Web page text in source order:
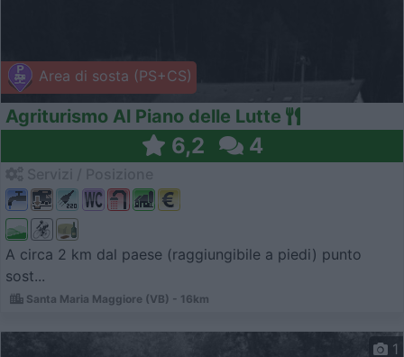
Area di sosta (PS+CS)
Agriturismo Al Piano delle Lutte
6,2 4
A circa 2 km dal paese (raggiungibile a piedi) punto
sost...
Santa Maria Maggiore (VB) - 16km
1